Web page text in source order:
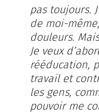
pas toujours.
de moi-
douleurs.
Je veux
rééducation,
travail et
les gens,
pouvoir me